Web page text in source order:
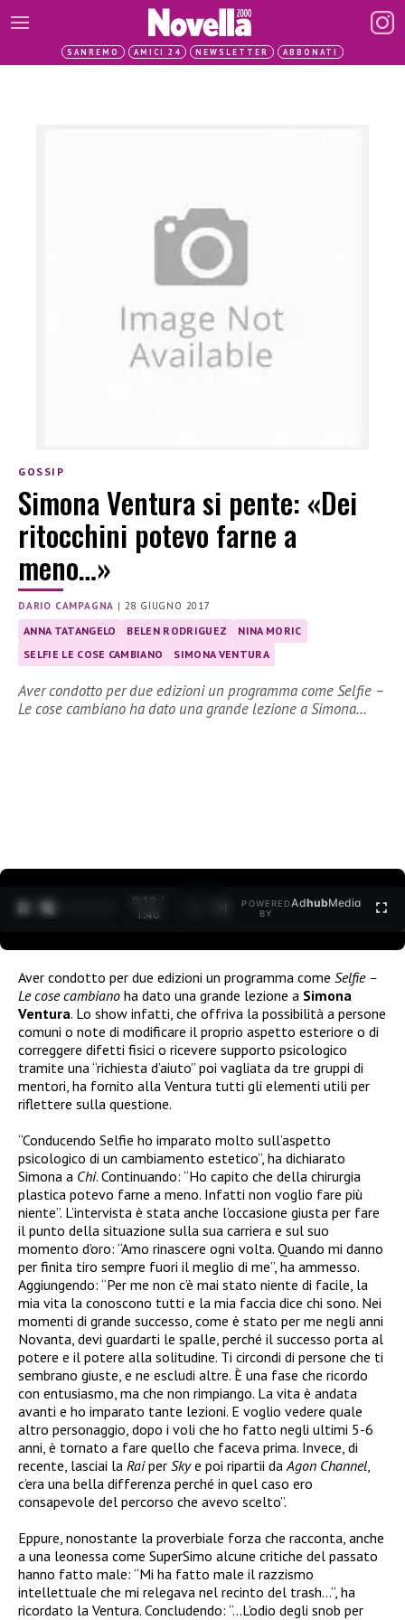
SANREMO AMICI 24 NEWSLETTER ABBONATI
GOSSIP
Simona Ventura si pente: «Dei
ritocchini potevo farne a
meno…»
DARIO CAMPAGNA | 28 GIUGNO 2017
ANNA TATANGELO BELEN RODRIGUEZ
NINA MORIC
SELFIE LE COSE CAMBIANO
SIMONA VENTURA
Aver condotto per due edizioni un programma come Selfie –
Le cose cambiano ha dato una grande lezione a Simona…
0:12 /
1:40
POWERED
BY
AdhubMedia
Aver condotto per due edizioni un programma come Selfie –
Le cose cambiano ha dato una grande lezione a Simona
Ventura. Lo show infatti, che offriva la possibilità a persone
comuni o note di modificare il proprio aspetto esteriore o di
correggere difetti fisici o ricevere supporto psicologico
tramite una “richiesta d’aiuto” poi vagliata da tre gruppi di
mentori, ha fornito alla Ventura tutti gli elementi utili per
riflettere sulla questione.
“Conducendo Selfie ho imparato molto sull’aspetto
psicologico di un cambiamento estetico”, ha dichiarato
Simona a Chi. Continuando: “Ho capito che della chirurgia
plastica potevo farne a meno. Infatti non voglio fare più
niente”. L’intervista è stata anche l’occasione giusta per fare
il punto della situazione sulla sua carriera e sul suo
momento d’oro: “Amo rinascere ogni volta. Quando mi danno
per finita tiro sempre fuori il meglio di me”, ha ammesso.
Aggiungendo: “Per me non c’è mai stato niente di facile, la
mia vita la conoscono tutti e la mia faccia dice chi sono. Nei
momenti di grande successo, come è stato per me negli anni
Novanta, devi guardarti le spalle, perché il successo porta al
potere e il potere alla solitudine. Ti circondi di persone che ti
sembrano giuste, e ne escludi altre. È una fase che ricordo
con entusiasmo, ma che non rimpiango. La vita è andata
avanti e ho imparato tante lezioni. E voglio vedere quale
altro personaggio, dopo i voli che ho fatto negli ultimi 5-6
anni, è tornato a fare quello che faceva prima. Invece, di
recente, lasciai la Raiper Skye poi ripartii da Agon Channel
c’era una bella differenza perché in quel caso ero
consapevole del percorso che avevo scelto”.
Eppure, nonostante la proverbiale forza che racconta, anche
a una leonessa come SuperSimo alcune critiche del passato
hanno fatto male: “Mi ha fatto male il razzismo
intellettuale che mi relegava nel recinto del trash…”, ha
ricordato la Ventura. Concludendo: “…L’odio degli snob per